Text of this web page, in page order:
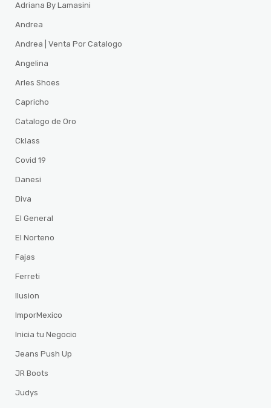
Adriana By Lamasini
Andrea
Andrea | Venta Por Catalogo
Angelina
Arles Shoes
Capricho
Catalogo de Oro
Cklass
Covid 19
Danesi
Diva
El General
El Norteno
Fajas
Ferreti
Ilusion
ImporMexico
Inicia tu Negocio
Jeans Push Up
JR Boots
Judys